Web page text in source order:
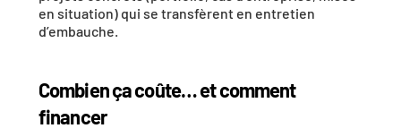
en situation) qui se transfèrent en entretien
d’embauche.
Combien ça coûte… et comment
financer